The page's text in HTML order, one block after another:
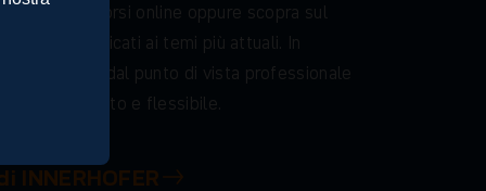
alvivo ors i online oppure scopra sul
icati ai temi più attuali In
dal punto di vis ta profess ionale
to e flessibile